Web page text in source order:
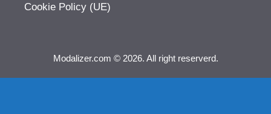
Cookie Policy (UE)
Modalizer.com © 2026. All right reserverd.